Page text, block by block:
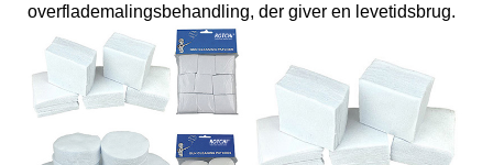
overflademalingsbehandling, der giver en levetidsbrug.